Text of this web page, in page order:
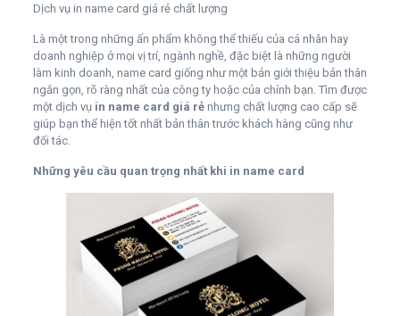
Dịch vụ in name card giá rẻ chất lượng
Là một trong những ấn phẩm không thể thiếu của cá nhân hay
doanh nghiệp ở mọi vị trí, ngành nghề, đặc biệt là những người
làm kinh doanh, name card giống như một bản giới thiệu bản thân
ngắn gọn, rõ ràng nhất của công ty hoặc của chính bạn. Tìm được
một dịch vụ in name card giá rẻnhưng chất lượng cao cấp sẽ
giúp bạn thể hiện tốt nhất bản thân trước khách hàng cũng như
đối tác.
Những yêu cầu quan trọng nhất khi in name card